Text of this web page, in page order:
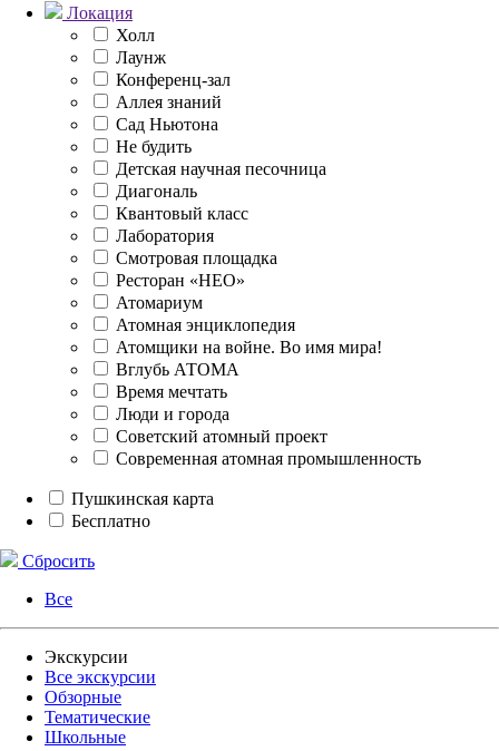
Локация
Холл
Лаунж
Конференц-зал
Аллея знаний
Сад Ньютона
Не будить
Детская научная песочница
Диагональ
Квантовый класс
Лаборатория
Смотровая площадка
Ресторан «НЕО»
Атомариум
Атомная энциклопедия
Атомщики на войне. Во имя мира!
Вглубь АТОМА
Время мечтать
Люди и города
Советский атомный проект
Современная атомная промышленность
Пушкинская карта
Бесплатно
Сбросить
Все
Экскурсии
Все экскурсии
Обзорные
Тематические
Школьные